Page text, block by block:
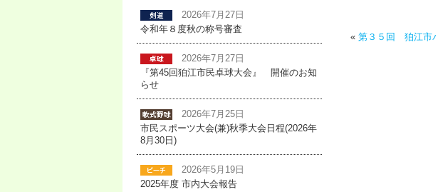
« 第３５回 狛江市
2026年7月27日
令和年８度秋の称号審査
2026年7月27日
『第45回狛江市民卓球大会』 開催のお知
らせ
2026年7月25日
市民スポーツ大会(兼)秋季大会日程(2026年
8月30日)
2026年5月19日
2025年度 市内大会報告